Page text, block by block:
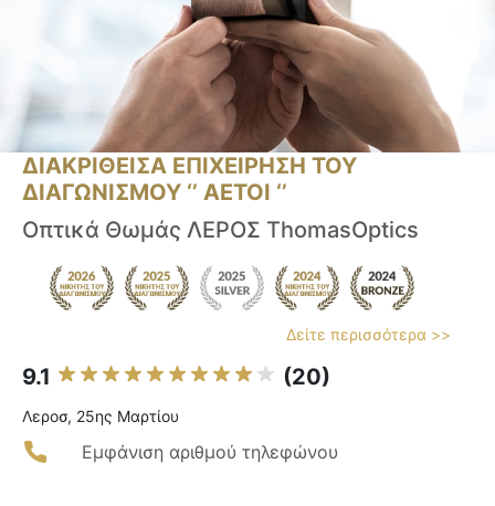
ΔΙΑΚΡΙΘΕΙΣΑ ΕΠΙΧΕΙΡΗΣΗ ΤΟΥ
ΔΙΑΓΩΝΙΣΜΟΥ ‘’ ΑΕΤΟΙ ‘’
Οπτικά Θωμάς ΛΕΡΟΣ ThomasOptics
Δείτε περισσότερα >>
9.1 (20)
Λεροσ, 25ης Μαρτίου
Εμφάνιση αριθμού τηλεφώνου